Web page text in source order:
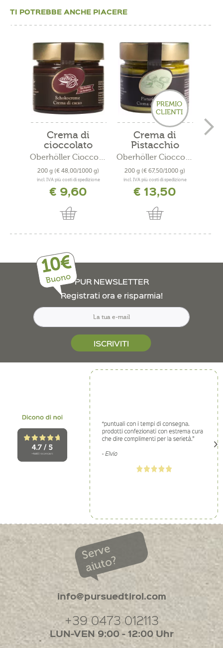
TI POTREBBE ANCHE PIACERE
Crema di
cioccolato
fondente
Oberhöller Cioccolato
200 g (€ 48,00/1000 g)
incl. IVA più costi di spedizione
€ 9,60
PREMIO
CLIENTI
Crema di
Pistacchio
Oberhöller Cioccolato
200 g (€ 67,50/1000 g)
incl. IVA più costi di spedizione
€ 13,50
10€
Buono PUR NEWSLETTER
Registrati ora e risparmia!
ISCRIVITI
Serve
aiuto?
info@pursuedtirol.com
+39 0473 012113
LUN-VEN 9:00 - 12:00 Uhr